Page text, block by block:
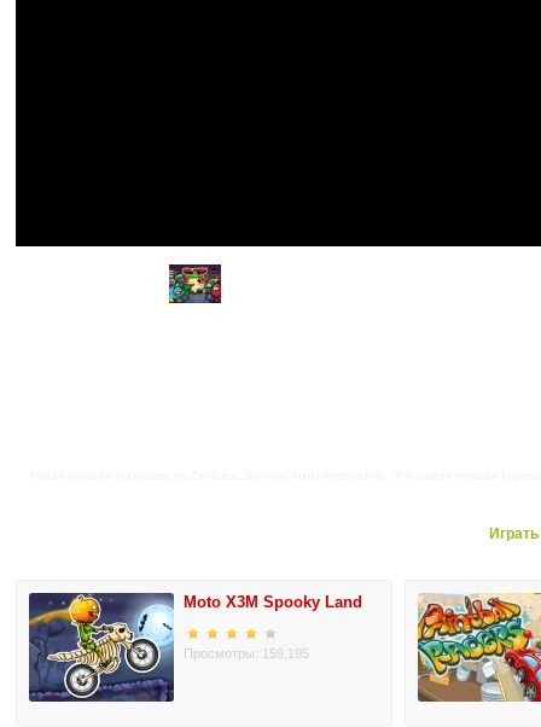
Moto X3M Spooky Land
Просмотры: 159,195